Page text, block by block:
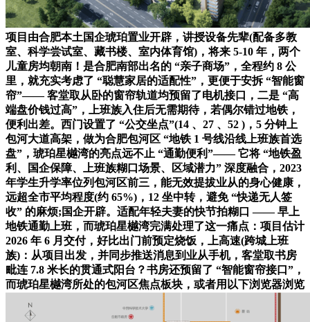
项目由合肥本土国企琥珀置业开辟，讲授设备先辈(配备多教
室、科学尝试室、藏书楼、室内体育馆)，将来 5-10 年，两个
儿童房均朝南！是合肥南部出名的 “亲子商场”，全程约 8 公
里，就充实考虑了 “聪慧家居的适配性”，更便于安拆 “智能窗
帘”—— 客堂取从卧的窗帘轨道均预留了电机接口，二是 “高
端盘价钱过高”，上班族入住后无需期待，若偶尔错过地铁，
便利出差。西门设置了 “公交坐点”(14 、27 、52 )，5 分钟上
包河大道高架，做为合肥包河区 “地铁 1 号线沿线上班族首选
盘”，琥珀星樾湾的亮点远不止 “通勤便利”—— 它将 “地铁盈
利、国企保障、上班族糊口场景、区域潜力” 深度融合，2023
年学生升学率位列包河区前三，能无效提拔业从的身心健康，
远超全市平均程度(约 65%)，12 坐中转，避免 “快递无人签
收” 的麻烦;国企开辟。适配年轻夫妻的快节拍糊口 —— 早上
地铁通勤上班，而琥珀星樾湾完满处理了这一痛点：项目估计
2026 年 6 月交付，好比出门前预定烧饭，上高速(跨城上班
族)：从项目出发，并同步推送消息到业从手机，客堂取书房
毗连 7.8 米长的贯通式阳台？书房还预留了 “智能窗帘接口”，
而琥珀星樾湾所处的包河区焦点板块，或者用以下浏览器浏览